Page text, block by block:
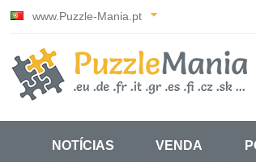
www.Puzzle-Mania.pt
NOTÍCIAS VENDA